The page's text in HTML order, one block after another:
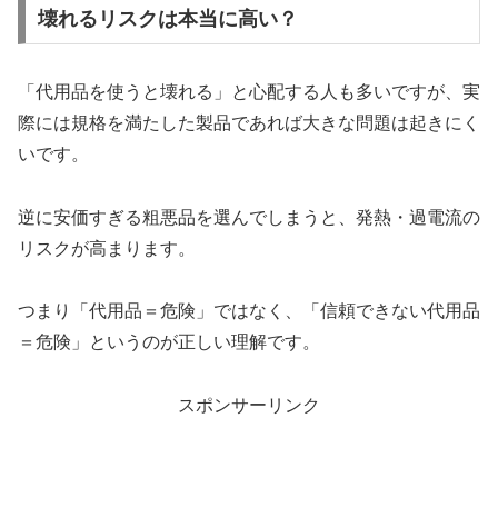
壊れるリスクは本当に高い？
「代用品を使うと壊れる」と心配する人も多いですが、実
際には規格を満たした製品であれば大きな問題は起きにく
いです。
逆に安価すぎる粗悪品を選んでしまうと、発熱・過電流の
リスクが高まります。
つまり「代用品＝危険」ではなく、「信頼できない代用品
＝危険」というのが正しい理解です。
スポンサーリンク